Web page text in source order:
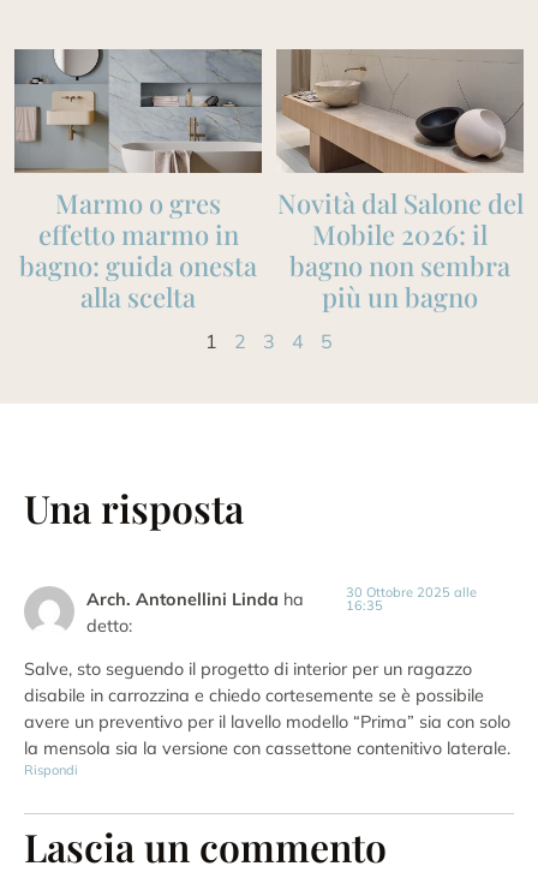
Marmo o gres
effetto marmo in
bagno: guida onesta
alla scelta
Novità dal Salone del
Mobile 2026: il
bagno non sembra
più un bagno
1 2 3 4 5
Una risposta
Arch. Antonellini Linda ha
detto:
30 Ottobre 2025 alle
16:35
Salve, sto seguendo il progetto di interior per un ragazzo
disabile in carrozzina e chiedo cortesemente se è possibile
avere un preventivo per il lavello modello “Prima” sia con solo
la mensola sia la versione con cassettone contenitivo laterale.
Rispondi
Lascia un commento